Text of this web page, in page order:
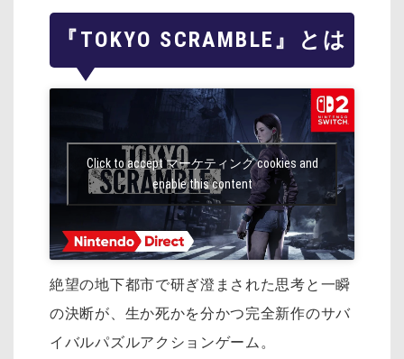
『TOKYO SCRAMBLE』とは
Click to accept マーケティング cookies and
enable this content
絶望の地下都市で研ぎ澄まされた思考と一瞬
の決断が、生か死かを分かつ完全新作のサバ
イバルパズルアクションゲーム。